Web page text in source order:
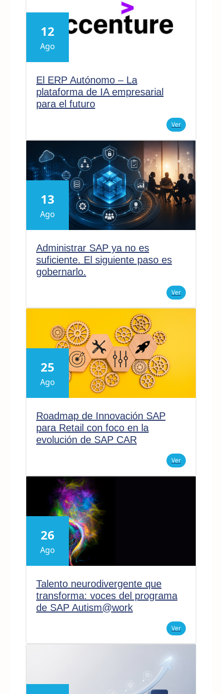
12
Ago
El ERP Autónomo – La
plataforma de IA empresarial
para el futuro
Ver
13
Ago
Administrar SAP ya no es
suficiente. El siguiente paso es
gobernarlo.
Ver
25
Ago
Roadmap de Innovación SAP
para Retail con foco en la
evolución de SAP CAR
Ver
26
Ago
Talento neurodivergente que
transforma: voces del programa
de SAP Autism@work
Ver